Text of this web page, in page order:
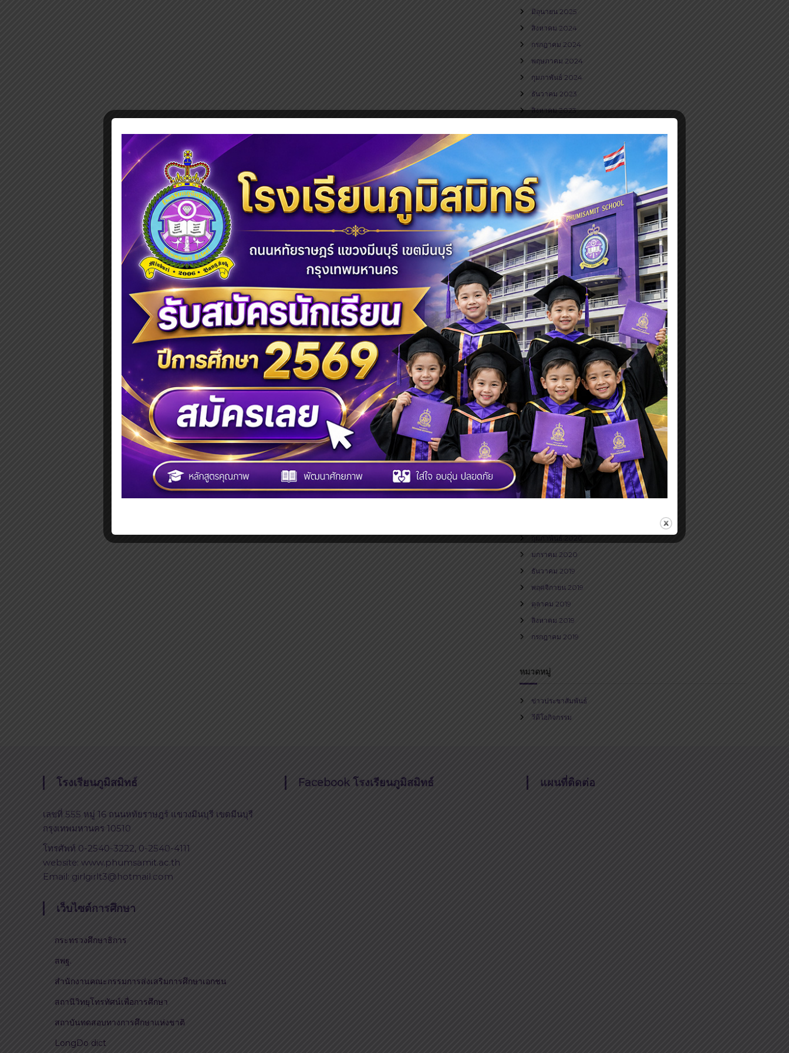
มิถุนายน 2025
สิงหาคม 2024
กรกฎาคม 2024
พฤษภาคม 2024
กุมภาพันธ์ 2024
ธันวาคม 2023
สิงหาคม 2023
พฤษภาคม 2023
ธันวาคม 2022
สิงหาคม 2022
กรกฎาคม 2022
มิถุนายน 2022
พฤษภาคม 2022
ธันวาคม 2021
ตุลาคม 2021
กันยายน 2021
สิงหาคม 2021
เมษายน 2021
มีนาคม 2021
กุมภาพันธ์ 2021
มกราคม 2021
พฤศจิกายน 2020
ตุลาคม 2020
กันยายน 2020
สิงหาคม 2020
กรกฎาคม 2020
มิถุนายน 2020
พฤษภาคม 2020
มกราคม 2020
ธันวาคม 2019
พฤศจิกายน 2019
ตุลาคม 2019
สิงหาคม 2019
กรกฎาคม 2019
หมวดหมู่
ข่าวประชาสัมพันธ์
วีดีโอกิจกรรม
โรงเรียนภูมิสมิทธ์
เลขที่ 555 หมู่ 16 ถนนหทัยราษฎร์ แขวงมีนบุรี เขตมีนบุรี
กรุงเทพมหานคร 10510
โทรศัพท์ 0-2540-3222, 0-2540-4111
website: www.phumsamit.ac.th
Email: girlgirlt3@hotmail.com
เว็บไซต์การศึกษา
กระทรวงศึกษาธิการ
สพฐ.
สำนักงานคณะกรรมการส่งเสริมการศึกษาเอกชน
สถานีวิทยุโทรทัศน์เพื่อการศึกษา
สถาบันทดสอบทางการศึกษาแห่งชาติ
LongDo dict
Facebook โรงเรียนภูมิสมิทธ์ แผนที่ติดต่อ